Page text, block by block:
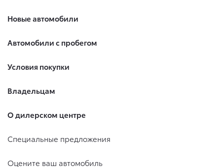
Новые автомобили
Автомобили с пробегом
Условия покупки
Владельцам
О дилерском центре
Специальные предложения
Оцените ваш автомобиль